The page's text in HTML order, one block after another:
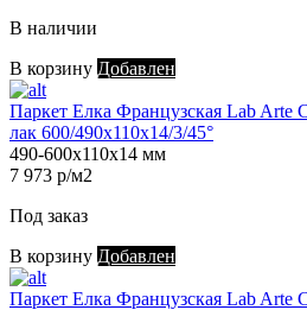
В наличии
В корзину Добавлен
Паркет Елка Французская Lab Arte
лак 600/490х110х14/3/45°
490-600х110х14 мм
7 973 р/м2
Под заказ
В корзину Добавлен
Паркет Елка Французская Lab Arte